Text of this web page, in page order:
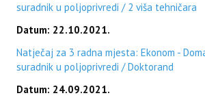
suradnik u poljoprivredi / 2 viša tehničara
Datum: 22.10.2021.
Natječaj za 3 radna mjesta: Ekonom -
suradnik u poljoprivredi / Doktorand
Datum: 24.09.2021.